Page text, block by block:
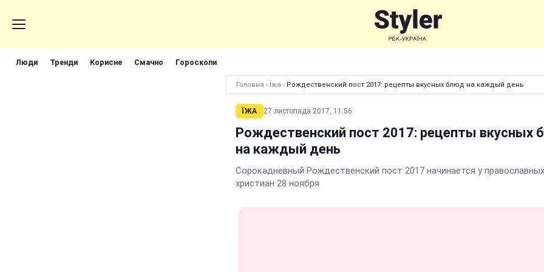
Люди Тренди Корисне Смачно Гороскопи
Головна › Їжа › Рождественский пост 2017: рецепты вкусных блюд на каждый день
ЇЖА 27 листопада 2017, 11:56
Рождественский пост 2017: рецепты вкусных
на каждый день
Сорокадневный Рождественский пост 2017 начинается у православных
христиан 28 ноября